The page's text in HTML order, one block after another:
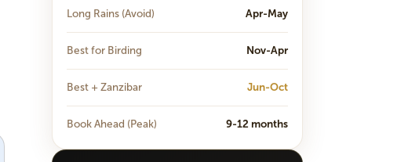
Long Rains (Avoid) Apr-May
Best for Birding Nov-Apr
Best + Zanzibar Jun-Oct
Book Ahead (Peak) 9-12 months